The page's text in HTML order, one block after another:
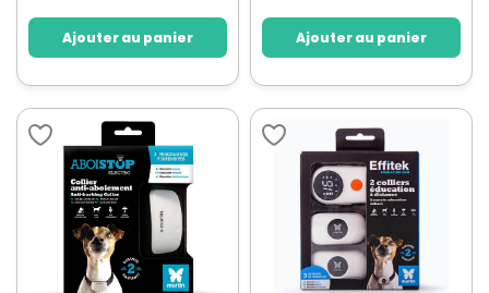
Ajouter au panier Ajouter au panier